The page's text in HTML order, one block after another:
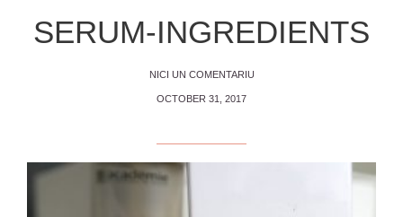
SERUM-INGREDIENTS
NICI UN COMENTARIU
OCTOBER 31, 2017